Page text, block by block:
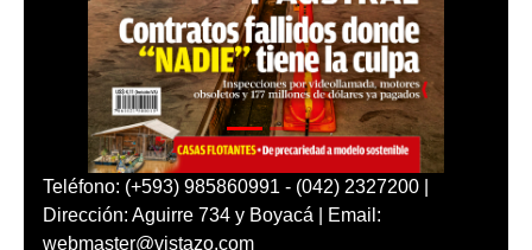
Teléfono: (+593) 985860991 - (042) 2327200 |
Dirección: Aguirre 734 y Boyacá | Email:
webmaster@vistazo.com